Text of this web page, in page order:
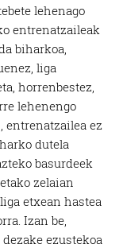
lehenago
entrenatzaileak
biharkoa,
liga
horrenbestez,
lehenengo
entrenatzailea ez
dutela
basurdeek
zelaian
etxean hastea
Izan be,
ezustekoa